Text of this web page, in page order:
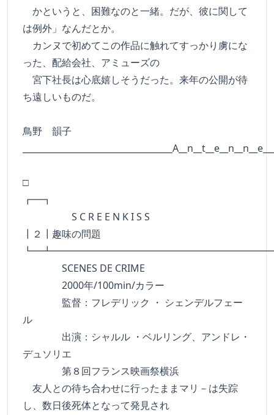
かというと、困難なのと一緒。だが、彼に関して
は例外」なんだとか。
カンヌで初めてこの作品に触れてすっかり虜にな
った、配給会社、アミューズの
宮下社長は心底嬉しそうだった。来年の公開が待
ち遠しいものだ。
鳥野 韻子
□
┏━┓
S C R E E N K I S S
┃２┃趣味の問題
SCENES DE CRIME
2000年/100min/カラー
監督：フレデリック ・ シェンデルフェー
ル
出演：シャルル ・ベルリング、アンドレ・
デュソリエ
第８回フランス映画祭横浜
友人との待ち合わせに行ったままマリ－は失踪
し、数日後死体となって発見され